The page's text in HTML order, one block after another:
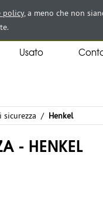
Usato
sicurezza / Henkel
- HENKEL
policy, a meno che non